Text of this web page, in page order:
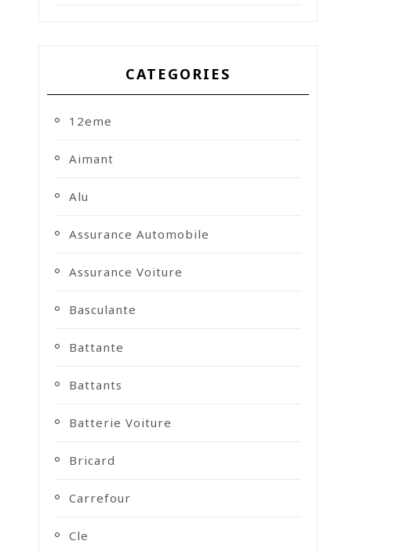
CATEGORIES
12eme
Aimant
Alu
Assurance Automobile
Assurance Voiture
Basculante
Battante
Battants
Batterie Voiture
Bricard
Carrefour
Cle